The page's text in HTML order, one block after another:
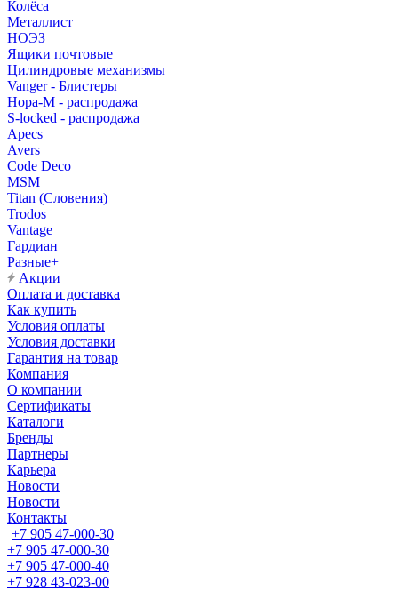
Колёса
Металлист
НОЭЗ
Ящики почтовые
Цилиндровые механизмы
Vanger - Блистеры
Нора-М - распродажа
S-locked - распродажа
Apecs
Avers
Code Deco
MSM
Titan (Словения)
Trodos
Vantage
Гардиан
Разные+
Акции
Оплата и доставка
Как купить
Условия оплаты
Условия доставки
Гарантия на товар
Компания
О компании
Сертификаты
Каталоги
Бренды
Партнеры
Карьера
Новости
Новости
Контакты
+7 905 47-000-30
+7 905 47-000-30
+7 905 47-000-40
+7 928 43-023-00